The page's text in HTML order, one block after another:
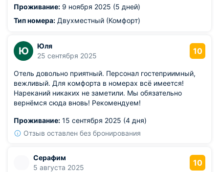
проблем, приветливо, без задержек. Питание в
ресторане на первом этаже
приемлемая. Завтрак шведская кухня, выбор еды
большой, разнообразный, очень вкусно, бесплатный, за
вокзала 15 минут на такси. Такси через Яндекс GO не
дорого 300 руб. Персонал везде очень приветливый.
Нам очень все понравилось. Мне надо будет приехать
через 6 мес, приеду снова в этот Отель Резидент. Всем
рекомендую.
Проживание: 9 ноября 2025 (5 дней)
Тип номера: Двухместный (Комфорт)
Ю
Юля
25 сентября 2025
10
Отель довольно приятный. Персонал гостеприимный,
вежливый. Для комфорта в номерах всё имеется!
Нареканий никаких не заметили. Мы обязательно
вернёмся сюда вновь! Рекомендуем!
Проживание: 15 сентября 2025 (4 дня)
Отзыв оставлен без бронирования
Серафим
5 августа 2025
10